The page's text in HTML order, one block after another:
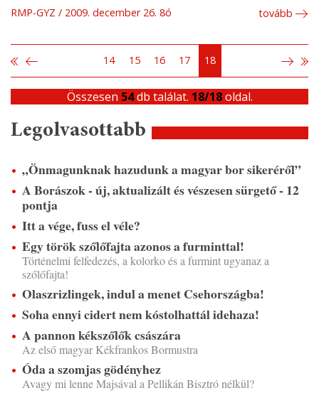
RMP-GYZ 2009. december 26. 8ó tovább
14 15 16 17 18
Összesen 54db találat. 18/18oldal.
Legolvasottabb
„Önmagunknak hazudunk a magyar bor sikeréről”
A Borászok - új, aktualizált és vészesen sürgető - 12
pontja
Itt a vége, fuss el véle?
Egy török szőlőfajta azonos a furminttal!
Történelmi felfedezés, a kolorko és a furmint ugyanaz a
szőlőfajta!
Olaszrizlingek, indul a menet Csehországba!
Soha ennyi cidert nem kóstolhattál idehaza!
A pannon kékszőlők császára
Az első magyar Kékfrankos Bormustra
Óda a szomjas gödényhez
Avagy mi lenne Majsával a Pellikán Bisztró nélkül?